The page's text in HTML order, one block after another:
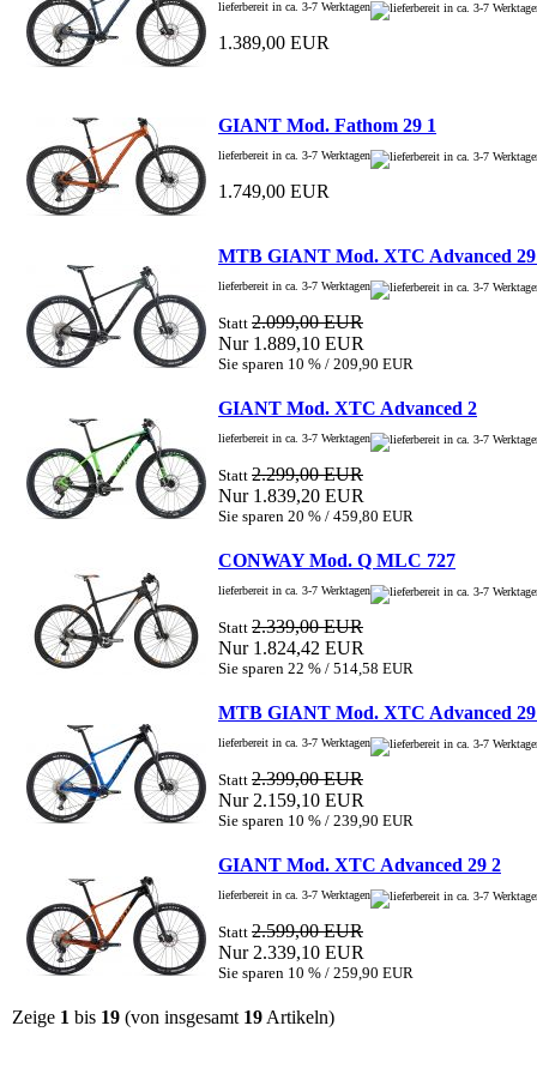
lieferbereit in ca. 3-7 Werktagen
1.389,00 EUR
GIANT Mod. Fathom 29 1
lieferbereit in ca. 3-7 Werktagen
1.749,00 EUR
MTB GIANT Mod. XTC Advanced
lieferbereit in ca. 3-7 Werktagen
Statt 2.099,00 EUR
Nur 1.889,10 EUR
Sie sparen 10 % / 209,90 EUR
GIANT Mod. XTC Advanced 2
lieferbereit in ca. 3-7 Werktagen
Statt 2.299,00 EUR
Nur 1.839,20 EUR
Sie sparen 20 % / 459,80 EUR
CONWAY Mod. Q MLC 727
lieferbereit in ca. 3-7 Werktagen
Statt 2.339,00 EUR
Nur 1.824,42 EUR
Sie sparen 22 % / 514,58 EUR
MTB GIANT Mod. XTC Advanced
lieferbereit in ca. 3-7 Werktagen
Statt 2.399,00 EUR
Nur 2.159,10 EUR
Sie sparen 10 % / 239,90 EUR
GIANT Mod. XTC Advanced 29 2
lieferbereit in ca. 3-7 Werktagen
Statt 2.599,00 EUR
Nur 2.339,10 EUR
Sie sparen 10 % / 259,90 EUR
Zeige 1 bis 19 (von insgesamt 19 Artikeln)